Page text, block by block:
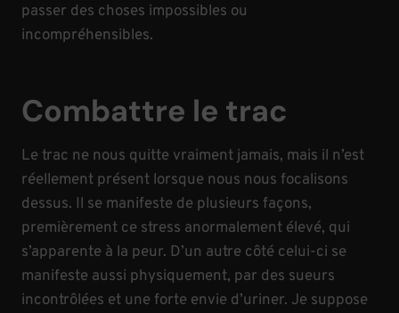
passer des choses impossibles ou
incompréhensibles.
Combattre le trac
Le trac ne nous quitte vraiment jamais, mais il n’est
réellement présent lorsque nous nous focalisons
dessus. Il se manifeste de plusieurs façons,
premièrement ce stress anormalement élevé, qui
s’apparente à la peur. D’un autre côté celui-ci se
manifeste aussi physiquement, par des sueurs
incontrôlées et une forte envie d’uriner. Je suppose